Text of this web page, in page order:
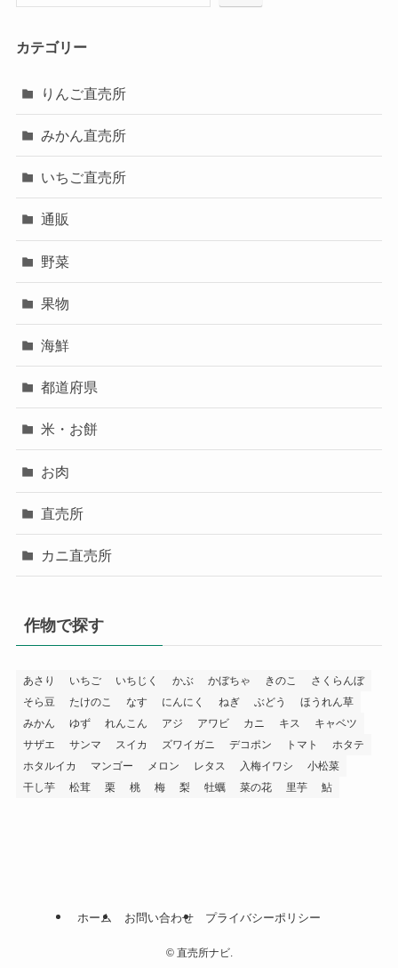
カテゴリー
りんご直売所
みかん直売所
いちご直売所
通販
野菜
果物
海鮮
都道府県
米・お餅
お肉
直売所
カニ直売所
作物で探す
あさり いちご いちじく かぶ かぼちゃ きのこ
さくらんぼ
そら豆
たけのこ なす にんにく ねぎ ぶどう
ほうれん草
みかん
ゆず れんこん アジ アワビ カニ キス
キャベツ
サザエ
サンマ スイカ ズワイガニ デコポン トマト
ホタテ
ホタルイカ
マンゴー メロン レタス 入梅イワシ
小松菜
干し芋
松茸 栗 桃 梅 梨 牡蠣 菜の花 里芋 鮎
ホーム お問い合わせ プライバシーポリシー
©直売所ナビ.